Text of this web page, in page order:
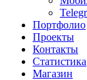
Портфолио
Проекты
Контакты
Статистика
Магазин